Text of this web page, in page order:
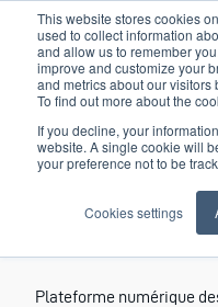
This website stores cookies
used to collect information
and allow us to remember
improve and customize your
and metrics about our
To find out more about the
If you decline, your
website. A single cookie will
your preference not to be
Cookies settings
Plateforme numérique